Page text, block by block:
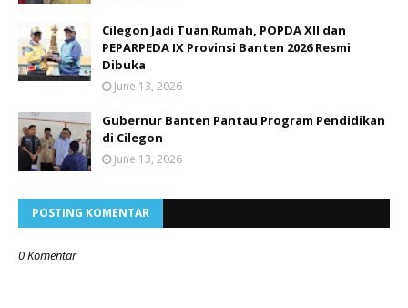
Cilegon Jadi Tuan Rumah, POPDA XII dan
PEPARPEDA IX Provinsi Banten 2026 Resmi
Dibuka
June 13, 2026
Gubernur Banten Pantau Program Pendidikan
di Cilegon
June 13, 2026
POSTING KOMENTAR
0 Komentar